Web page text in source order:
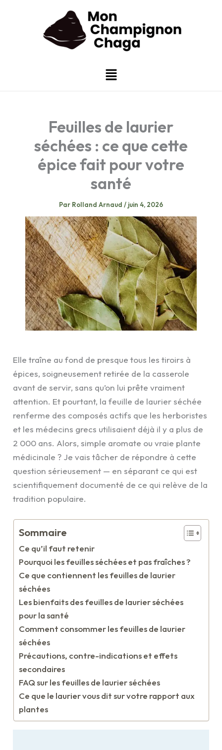
Menu
Feuilles de laurier
séchées : ce que cette
épice fait pour votre
santé
Par Rolland Arnaud / juin 4, 2026
Elle traîne au fond de presque tous les tiroirs à
épices, soigneusement retirée de la casserole
avant de servir, sans qu’on lui prête vraiment
attention. Et pourtant, la feuille de laurier séchée
renferme des composés actifs que les herboristes
et les médecins grecs utilisaient déjà il y a plus de
2 000 ans. Alors, simple aromate ou vraie plante
médicinale ? Je vais tâcher de répondre à cette
question sérieusement — en séparant ce qui est
scientifiquement documenté de ce qui relève de la
tradition populaire.
Sommaire
Ce qu’il faut retenir
Pourquoi les feuilles séchées et pas fraîches ?
Ce que contiennent les feuilles de laurier
séchées
Les bienfaits des feuilles de laurier séchées
pour la santé
Comment consommer les feuilles de laurier
séchées
Précautions, contre-indications et effets
secondaires
FAQ sur les feuilles de laurier séchées
Ce que le laurier vous dit sur votre rapport aux
plantes